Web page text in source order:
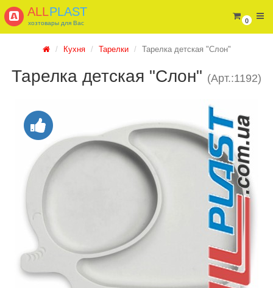
0
ALLPLAST
хозтовары для Вас
Кухня Тарелки Тарелка детская "Слон"
Тарелка детская "Слон" (Арт.:1192)